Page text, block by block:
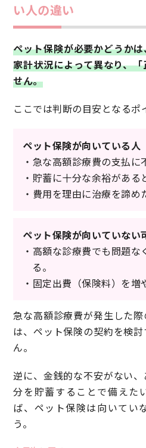
い人の違い
ペット保険が必要かどうか
家計状況によって異なり、
せん。
ここでは判断の目安となるポ
ペット保険が向いている人
・急な高額診療費の支払に
・貯蓄に十分な余裕がある
・費用を理由に治療を諦め
ペット保険が向いていない
・高額な診療費でも問題
る。
・固定出費（保険料）を増
急な高額診療費が発生した
は、ペット保険の契約を検
ん。
逆に、金銭的な不安がない
分を貯蓄することで備えた
ば、ペット保険は向いてい
う。